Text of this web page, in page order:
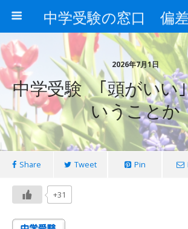
2026年7月1日
中学受験 ｢頭がいい
いうことか
Share Tweet Pin
+31